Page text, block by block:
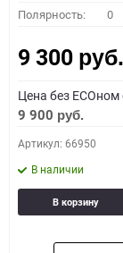
Полярность: 0
9 300 руб.
Цена без
9 900 руб.
Артикул: 66950
В наличии
В корзину